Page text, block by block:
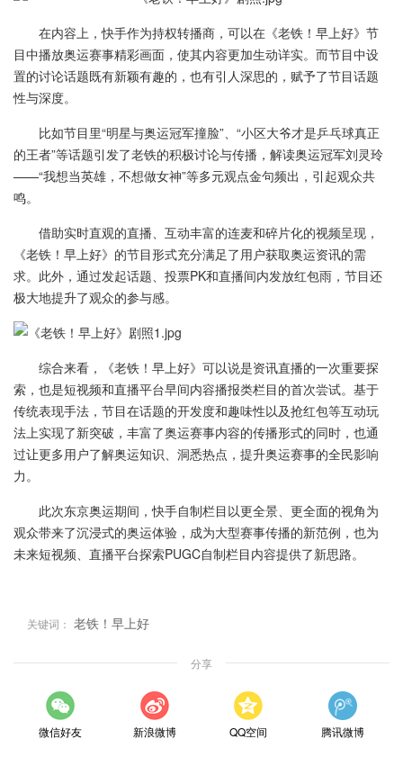
在内容上，快手作为持权转播商，可以在《老铁！早上好》节
目中播放奥运赛事精彩画面，使其内容更加生动详实。而节目中设
置的讨论话题既有新颖有趣的，也有引人深思的，赋予了节目话题
性与深度。
比如节目里“明星与奥运冠军撞脸”、“小区大爷才是乒乓球真正
的王者”等话题引发了老铁的积极讨论与传播，解读奥运冠军刘灵玲
——“我想当英雄，不想做女神”等多元观点金句频出，引起观众共
鸣。
借助实时直观的直播、互动丰富的连麦和碎片化的视频呈现，
《老铁！早上好》的节目形式充分满足了用户获取奥运资讯的需
求。此外，通过发起话题、投票PK和直播间内发放红包雨，节目还
极大地提升了观众的参与感。
综合来看，《老铁！早上好》可以说是资讯直播的一次重要探
索，也是短视频和直播平台早间内容播报类栏目的首次尝试。基于
传统表现手法，节目在话题的开发度和趣味性以及抢红包等互动玩
法上实现了新突破，丰富了奥运赛事内容的传播形式的同时，也通
过让更多用户了解奥运知识、洞悉热点，提升奥运赛事的全民影响
力。
此次东京奥运期间，快手自制栏目以更全景、更全面的视角为
观众带来了沉浸式的奥运体验，成为大型赛事传播的新范例，也为
未来短视频、直播平台探索PUGC自制栏目内容提供了新思路。
关键词： 老铁！早上好
分享
微信好友 新浪微博 QQ空间 腾讯微博